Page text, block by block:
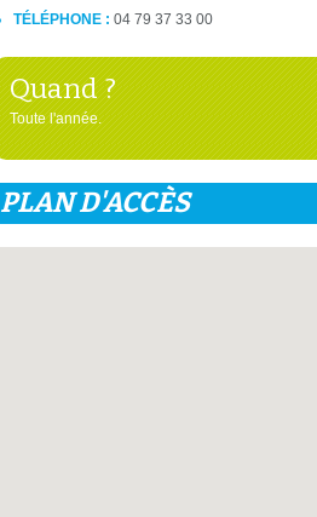
TÉLÉPHONE : 04 79 37 33 00
Quand ?
Toute l'année.
PLAN D'ACCÈS